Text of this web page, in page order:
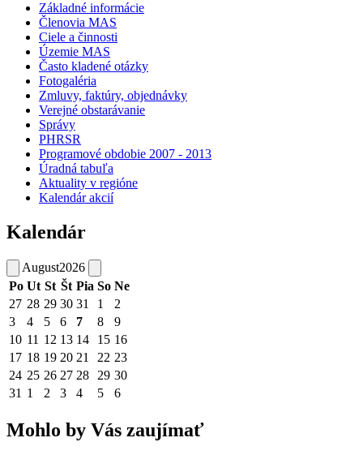
Základné informácie
Členovia MAS
Ciele a činnosti
Územie MAS
Často kladené otázky
Fotogaléria
Zmluvy, faktúry, objednávky
Verejné obstarávanie
Správy
PHRSR
Programové obdobie 2007 - 2013
Úradná tabuľa
Aktuality v regióne
Kalendár akcií
Kalendár
August2026
Po Ut St Št Pia So Ne
27 28 29 30 31 1
2
3
4 5 6 7 8
9
10 11 12 13 14 15 16
17 18 19 20 21 22 23
24 25 26 27 28 29 30
31 1 2 3 4 5 6
Mohlo by Vás zaujímať